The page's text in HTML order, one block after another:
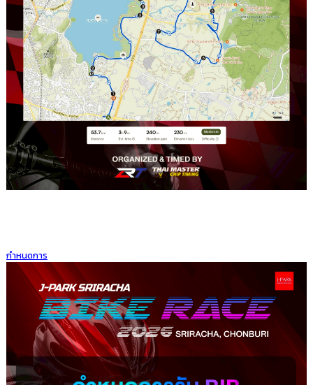
กำหนดการ